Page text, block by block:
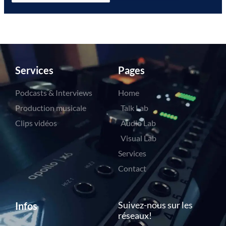
Services
Podcasts & Interviews
Production musicale
Clips vidéos
Pages
Home
Talk Lab
Audio Lab
Visual Lab
Services
Contact
Infos
Suivez-nous sur les
réseaux!